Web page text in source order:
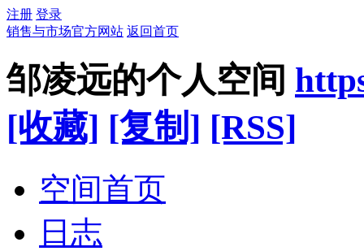
注册 登录
销售与市场官方网站 返回首页
邹凌远的个人空间
[收藏] [复制] [RSS]
空间首页
日志